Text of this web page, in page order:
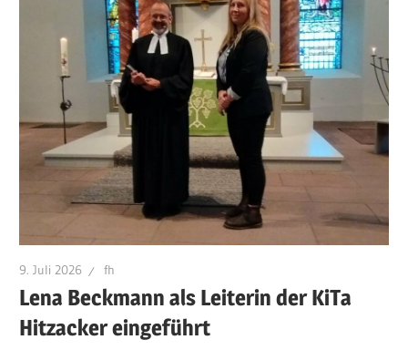
9. Juli 2026 fh
Lena Beckmann als Leiterin der KiTa
Hitzacker eingeführt